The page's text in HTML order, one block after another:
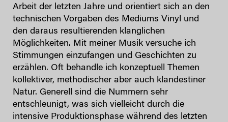
Arbeit der letzten Jahre und orientiert sich an den
technischen Vorgaben des Mediums Vinyl und
den daraus resultierenden klanglichen
Möglichkeiten. Mit meiner Musik versuche ich
Stimmungen einzufangen und Geschichten zu
erzählen. Oft behandle ich konzeptuell Themen
kollektiver, methodischer aber auch klandestiner
Natur. Generell sind die Nummern sehr
entschleunigt, was sich vielleicht durch die
intensive Produktionsphase während des letzten